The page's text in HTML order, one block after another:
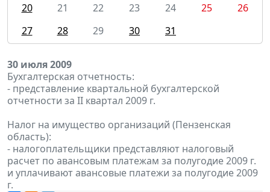
20
21 22 23 24 25
26
27
28 29 30 31
30 июля 2009
Бухгалтерская отчетность:
- представление квартальной бухгалтерской
отчетности за II квартал 2009 г.
Налог на имущество организаций (Пензенская
область):
- налогоплательщики представляют налоговый
расчет по авансовым платежам за полугодие 2009 г.
и уплачивают авансовые платежи за полугодие 2009
г.